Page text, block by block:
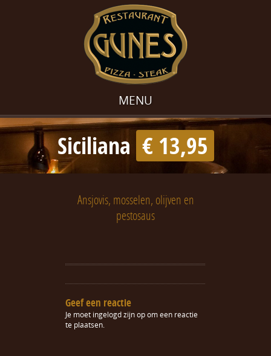
MENU
Siciliana € 13,95
Ansjovis, mosselen, olijven en
pestosaus
Geef een reactie
Je moet ingelogd zijn opom een reactie
te plaatsen.